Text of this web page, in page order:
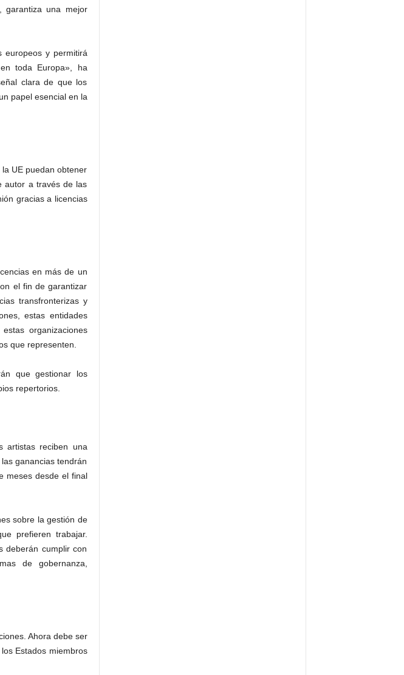
garantiza una mejor
europeos y permitirá
toda Europa», ha
clara de que los
papel esencial en la
UE puedan obtener
autor a través de las
gracias a licencias
en más de un
el fin de garantizar
transfronterizas y
estas entidades
organizaciones
que representen.
que gestionar los
repertorios.
artistas reciben una
ganancias tendrán
meses desde el final
sobre la gestión de
prefieren trabajar.
deberán cumplir con
de gobernanza,
Ahora debe ser
Estados miembros